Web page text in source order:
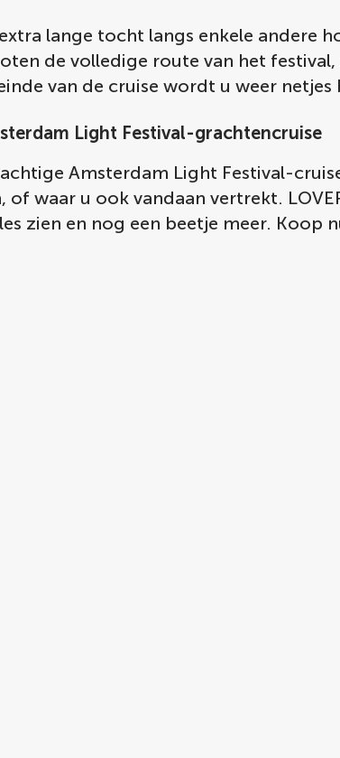
lange tocht langs enkele
de volledige route van het
van de cruise wordt u weer
Light Festival-grachtencruise
Amsterdam Light Festival-
of waar u ook vandaan vertrekt.
zien en nog een beetje meer. Koop